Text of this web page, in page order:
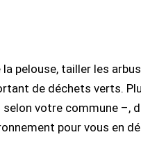
la pelouse, tailler les
de déchets verts.
votre commune –,
pour vous en